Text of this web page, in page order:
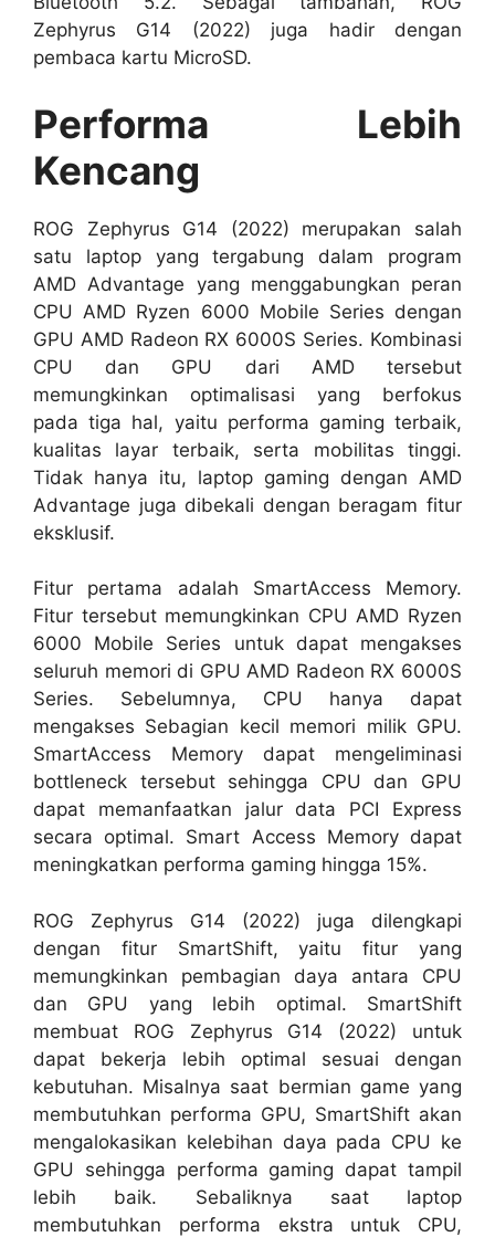
Zephyrus G14 (2022) juga hadir dengan
pembaca kartu MicroSD.
Performa Lebih
Kencang
ROG Zephyrus G14 (2022) merupakan salah
satu laptop yang tergabung dalam program
AMD Advantage yang menggabungkan peran
CPU AMD Ryzen 6000 Mobile Series dengan
GPU AMD Radeon RX 6000S Series. Kombinasi
CPU dan GPU dari AMD tersebut
memungkinkan optimalisasi yang berfokus
pada tiga hal, yaitu performa gaming terbaik,
kualitas layar terbaik, serta mobilitas tinggi.
Tidak hanya itu, laptop gaming dengan AMD
Advantage juga dibekali dengan beragam fitur
eksklusif.
Fitur pertama adalah SmartAccess Memory.
Fitur tersebut memungkinkan CPU AMD Ryzen
6000 Mobile Series untuk dapat mengakses
seluruh memori di GPU AMD Radeon RX 6000S
Series. Sebelumnya, CPU hanya dapat
mengakses Sebagian kecil memori milik GPU.
SmartAccess Memory dapat mengeliminasi
bottleneck tersebut sehingga CPU dan GPU
dapat memanfaatkan jalur data PCI Express
secara optimal. Smart Access Memory dapat
meningkatkan performa gaming hingga 15%.
ROG Zephyrus G14 (2022) juga dilengkapi
dengan fitur SmartShift, yaitu fitur yang
memungkinkan pembagian daya antara CPU
dan GPU yang lebih optimal. SmartShift
membuat ROG Zephyrus G14 (2022) untuk
dapat bekerja lebih optimal sesuai dengan
kebutuhan. Misalnya saat bermian game yang
membutuhkan performa GPU, SmartShift akan
mengalokasikan kelebihan daya pada CPU ke
GPU sehingga performa gaming dapat tampil
lebih baik. Sebaliknya saat laptop
membutuhkan performa ekstra untuk CPU,